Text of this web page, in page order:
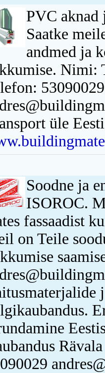
PVC aknad
Saatke
andmed ja
Nimi:
üle Eesti
Soodne ja
ISOROC.
fassaadist
on Teile